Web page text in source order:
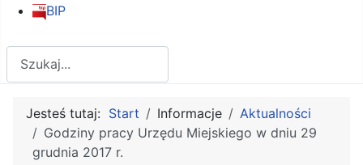
BIP
Jesteś tutaj: Start Informacje
Aktualności
Godziny pracy Urzędu Miejskiego w dniu 29
grudnia 2017 r.